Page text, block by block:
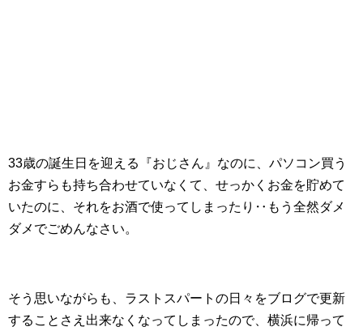
33歳の誕生日を迎える『おじさん』なのに、パソコン買う
お金すらも持ち合わせていなくて、せっかくお金を貯めて
いたのに、それをお酒で使ってしまったり‥もう全然ダメ
ダメでごめんなさい。
そう思いながらも、ラストスパートの日々をブログで更新
することさえ出来なくなってしまったので、横浜に帰って